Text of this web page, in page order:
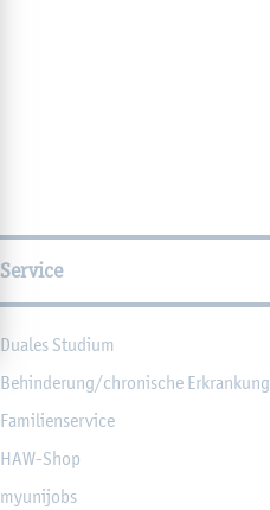
Service
Dua­les Stu­di­um
Be­hin­de­rung/chro­ni­sche Er­kran­kung
Fa­mi­li­en­ser­vice
HAW-Shop
myu­ni­jobs